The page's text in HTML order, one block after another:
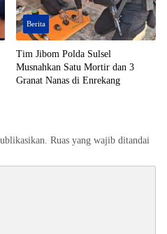
Berita
Tim Jibom Polda Sulsel
Musnahkan Satu Mortir dan 3
Granat Nanas di Enrekang
Ruas yang wajib ditandai